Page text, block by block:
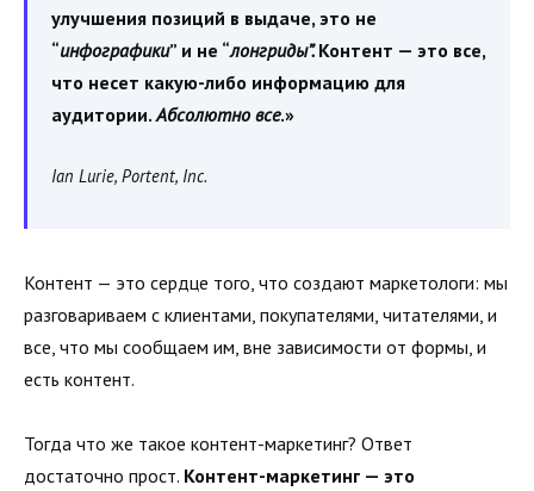
улучшения позиций в выдаче, это не
“инфографики” и не “лонгриды”.Контент — это все,
что несет какую-либо информацию для
аудитории. Абсолютно все.»
Ian Lurie, Portent, Inc.
Контент — это сердце того, что создают маркетологи: мы
разговариваем с клиентами, покупателями, читателями, и
все, что мы сообщаем им, вне зависимости от формы, и
есть контент.
Тогда что же такое контент-маркетинг? Ответ
достаточно прост. Контент-маркетинг — это